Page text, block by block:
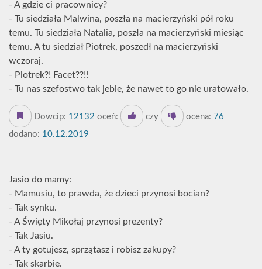
- A gdzie ci pracownicy?
- Tu siedziała Malwina, poszła na macierzyński pół roku
temu. Tu siedziała Natalia, poszła na macierzyński miesiąc
temu. A tu siedział Piotrek, poszedł na macierzyński
wczoraj.
- Piotrek?! Facet??!!
- Tu nas szefostwo tak jebie, że nawet to go nie uratowało.
Dowcip: 12132 oceń: czy ocena: 76
dodano: 10.12.2019
Jasio do mamy:
- Mamusiu, to prawda, że dzieci przynosi bocian?
- Tak synku.
- A Święty Mikołaj przynosi prezenty?
- Tak Jasiu.
- A ty gotujesz, sprzątasz i robisz zakupy?
- Tak skarbie.